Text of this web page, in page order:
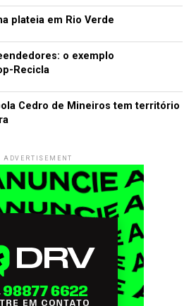
plateia em Rio Verde
o exemplo
Recicla
Cedro de Mineiros tem território
ADVERTISEMENT